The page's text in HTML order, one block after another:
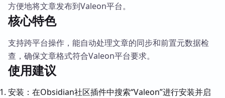
方便地将文章发布到Valeon平台。
核心特色
支持跨平台操作，能自动处理文章的同步和前置元数据检
查，确保文章格式符合Valeon平台要求。
使用建议
安装：在Obsidian社区插件中搜索“Valeon”进行安装并启